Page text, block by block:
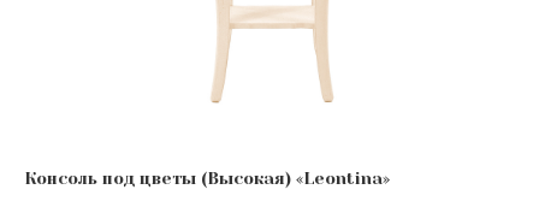
Консоль под цветы (Высокая) «Leontina»